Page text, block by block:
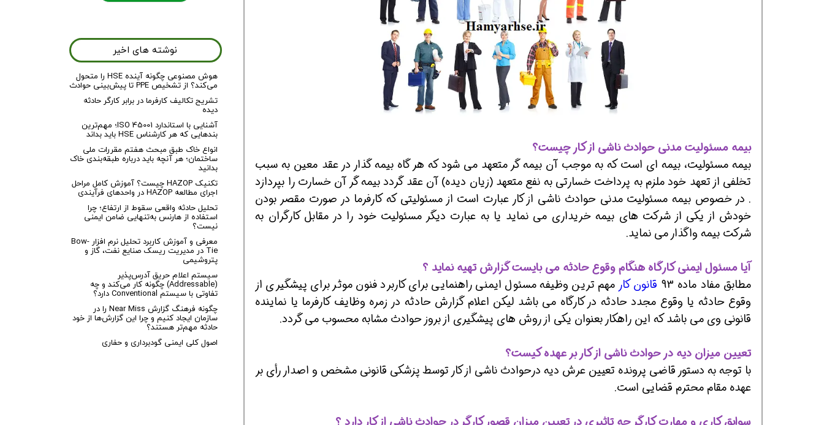
بیمه مسئولیت مدنی حوادث ناشی از کار چیست؟
بیمه مسئولیت، بیمه ای است که به موجب آن بیمه گر متعهد می شود که هر گاه بیمه گذار در عقد معین به سبب
تخلفی از تعهد خود ملزم به پرداخت خسارتی به نفع متعهد (زیان دیده) آن عقد گردد بیمه گر آن خسارت را بپردازد
. در خصوص بیمه مسئولیت مدنی حوادث ناشی از کار عبارت است از مسئولیتی که کارفرما در صورت مقصر بودن
خودش از یکی از شرکت های بیمه خریداری می نماید یا به عبارت دیگر مسئولیت خود را در مقابل کارگران به
شرکت بیمه واگذار می نماید.
آیا مسئول ایمنی کارگاه هنگام وقوع حادثه می بایست گزارش تهیه نماید ؟
مطابق مفاد ماده 93
قانون کار مهم ترین وظیفه مسئول ایمنی راهنمایی برای کاربرد فنون موثر برای پیشگیری از
وقوع حادثه یا وقوع مجدد حادثه در کارگاه می باشد لیکن اعلام گزارش حادثه در زمره وظایف کارفرما یا نماینده
قانونی وی می باشد که این راهکار بعنوان یکی از روش های پیشگیری از بروز حوادث مشابه محسوب می گردد.
تعیین میزان دیه در حوادث ناشی از کار بر عهده کیست؟
با توجه به دستور قاضی پرونده تعیین عرش دیه درحوادث ناشی از کار توسط پزشکی قانونی مشخص و اصدار رأی بر
عهده مقام محترم قضایی است.
هوش مصنوعی چگونه آینده HSE را متحول
می‌کند؟ از تشخیص PPE تا پیش‌بینی حوادث
تشریح تکالیف کارفرما در برابر کارگر حادثه
دیده
آشنایی با استاندارد ISO 45001؛ مهم‌ترین
بندهایی که هر کارشناس HSE باید بداند
انواع خاک طبق مبحث هفتم مقررات ملی
ساختمان؛ هر آنچه باید درباره طبقه‌بندی خاک
بدانید
تکنیک HAZOP چیست؟ آموزش کامل مراحل
اجرای مطالعه HAZOP در واحدهای فرآیندی
تحلیل حادثه واقعی سقوط از ارتفاع؛ چرا
استفاده از هارنس به‌تنهایی ضامن ایمنی
نیست؟
معرفی و آموزش کاربرد تحلیل نرم افزار Bow-
Tie در مدیریت ریسک صنایع نفت، گاز و
پتروشیمی
سیستم اعلام حریق آدرس‌پذیر
(Addressable) چگونه کار می‌کند و چه
تفاوتی با سیستم Conventional دارد؟
چگونه فرهنگ گزارش Near Miss را در
سازمان ایجاد کنیم و چرا این گزارش‌ها از خود
حادثه مهم‌تر هستند؟
اصول کلی ایمنی گودبرداری و حفاری
نوشته های اخیر